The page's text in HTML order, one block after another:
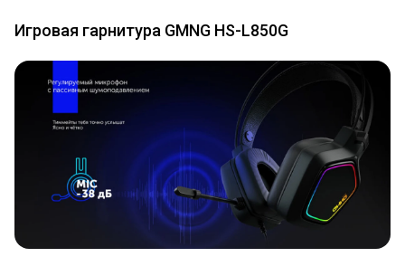
Игровая гарнитура GMNG HS-L850G